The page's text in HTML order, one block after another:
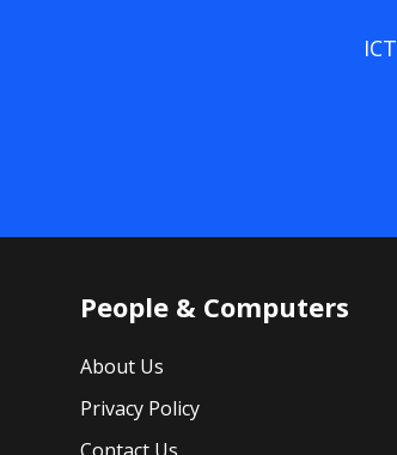
People & Computers
About Us
Privacy Policy